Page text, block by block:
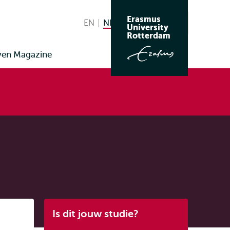
taal
EN English
NL Nederlands huidige taal
Zoeken
Erasmus
University
Rotterdam
Magazine
Is dit jouw studie?